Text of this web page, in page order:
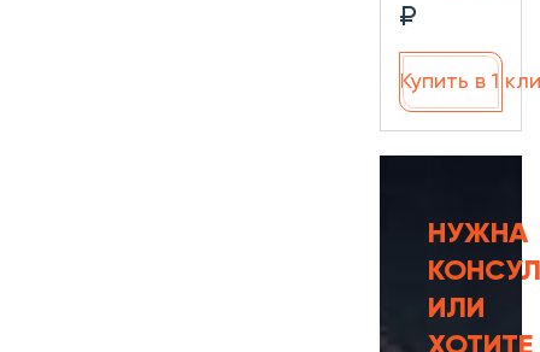
₽
Купить в 1
НУЖНА
ИЛИ
ХОТИТЕ